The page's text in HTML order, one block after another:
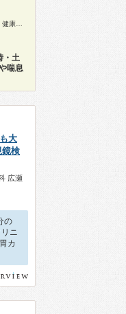
診断
・土
喘息
大
鏡検
広瀬
の
ニ
カ